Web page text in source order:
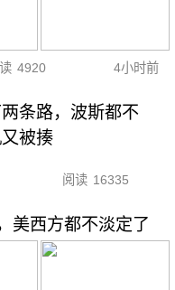
4920 4小时前
条路，波斯都不
被揍
阅读 16335
美西方都不淡定了